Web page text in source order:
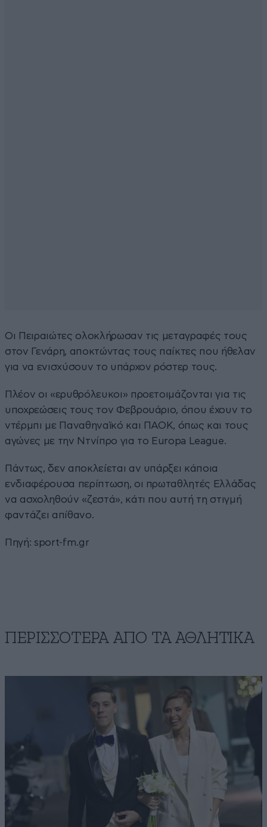
Οι Πειραιώτες ολοκλήρωσαν τις μεταγραφές τους
στον Γενάρη, αποκτώντας τους παίκτες που ήθελαν
για να ενισχύσουν το υπάρχον ρόστερ τους.
Πλέον οι «ερυθρόλευκοι» προετοιμάζονται για τις
υποχρεώσεις τους τον Φεβρουάριο, όπου έχουν το
ντέρμπι με Παναθηναϊκό και ΠΑΟΚ, όπως και τους
αγώνες με την Ντνίπρο για το Europa League.
Πάντως, δεν αποκλείεται αν υπάρξει κάποια
ενδιαφέρουσα περίπτωση, οι πρωταθλητές Ελλάδας
να ασχοληθούν «ζεστά», κάτι που αυτή τη στιγμή
φαντάζει απίθανο.
Πηγή: sport-fm.gr
ΠΕΡΙΣΣΟΤΕΡΑ ΑΠΟ ΤA ΑΘΛΗΤΙΚΑ